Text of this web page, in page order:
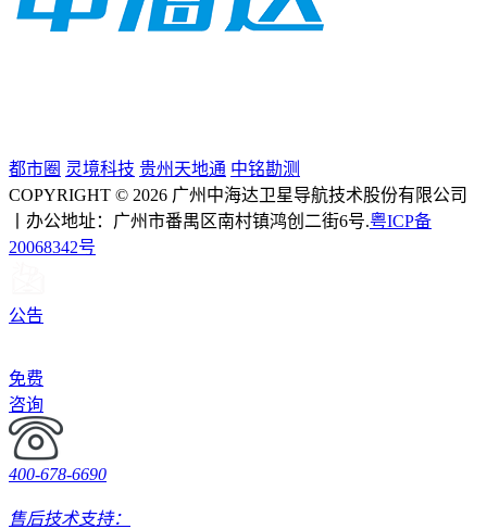
都市圈 灵境科技 贵州天地通 中铭勘测
COPYRIGHT © 2026 广州中海达卫星导航技术股份有限公司
丨办公地址：广州市番禺区南村镇鸿创二街6号.粤ICP备
20068342号
公告
免费
咨询
400-678-6690
售后技术支持：